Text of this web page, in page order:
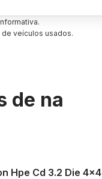
veículos usados.
de na
Hpe Cd 3.2 Die 4x4